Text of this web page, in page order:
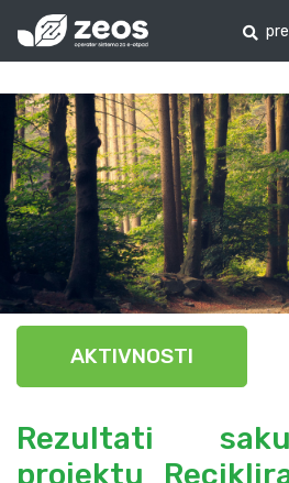
AKTIVNOSTI
Rezultati
projektu